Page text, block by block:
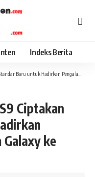
Indeks Berita
Pengalaman Premium Galaxy ke Sebuah Tablet
Ciptakan
Galaxy ke